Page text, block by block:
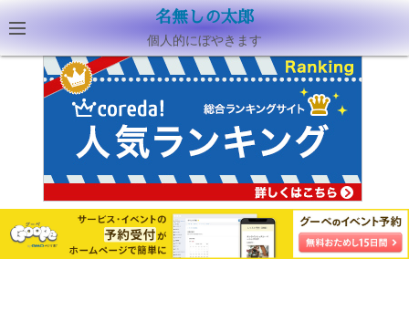
名無しの太郎
個人的にぼやきます